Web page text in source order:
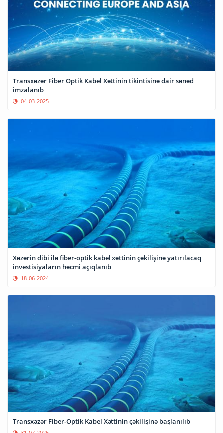
Transxəzər Fiber Optik Kabel Xəttinin tikintisinə dair sənəd
imzalanıb
04-03-2025
Xəzərin dibi ilə fiber-optik kabel xəttinin çəkilişinə yatırılacaq
investisiyaların həcmi açıqlanıb
18-06-2024
Transxəzər Fiber-Optik Kabel Xəttinin çəkilişinə başlanılıb